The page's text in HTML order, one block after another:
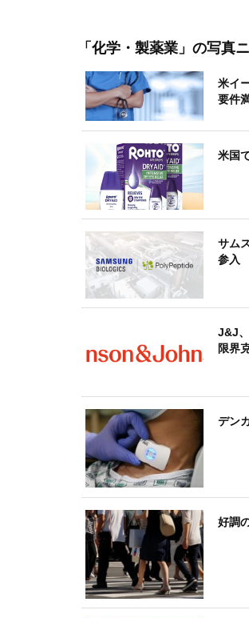
「化学・製薬業」 の写真
米イ
要件
米国
サム
参入
J&J
限界
デン
好調